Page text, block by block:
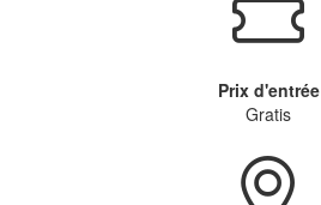
Prix d'entrée
Gratis